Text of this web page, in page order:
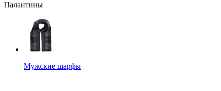
Палантины
Мужские шарфы